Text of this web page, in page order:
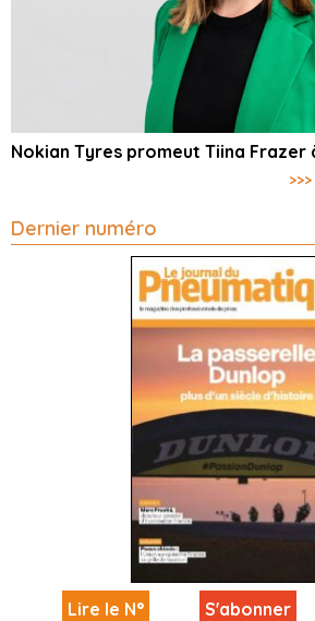
Nokian Tyres promeut Tiina Frazer
>>>
Dernier numéro
Lire le N° S'abonner